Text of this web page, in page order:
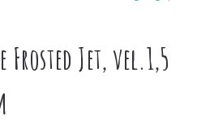
Frosted Jet, vel.1,5